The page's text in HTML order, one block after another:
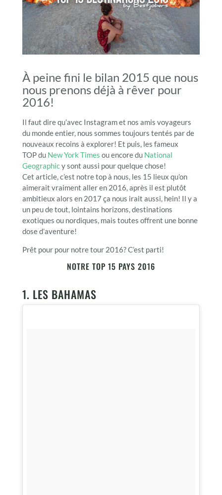
À peine fini le bilan 2015 que nous
nous prenons déjà à rêver pour
2016!
Il faut dire qu’avec Instagram et nos amis voyageurs
du monde entier, nous sommes toujours tentés par de
nouveaux recoins à explorer! Et puis, les fameux
TOP du New York Times ou encore duNational
Geographicy sont aussi pour quelque chose!
Cet article, c’est notre top à nous, les 15 lieux qu’on
aimerait vraiment aller en 2016, après il est plutôt
ambitieux alors en 2017 ça nous irait aussi, hein! Il y a
un peu de tout, lointains horizons, destinations
exotiques ou nordiques, mais toutes offrent une bonne
dose d’aventure!
Prêt pour pour notre tour 2016? C’est parti!
NOTRE TOP 15 PAYS 2016
1. LES BAHAMAS